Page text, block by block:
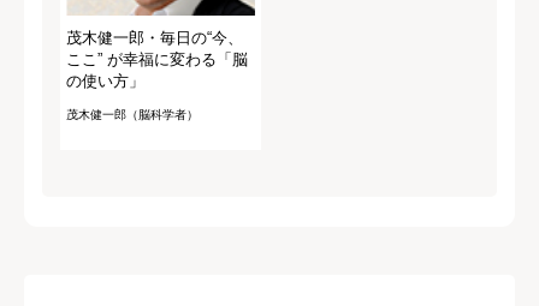
茂木健一郎・毎日の“今、
ここ” が幸福に変わる「脳
の使い方」
茂木健一郎（脳科学者）